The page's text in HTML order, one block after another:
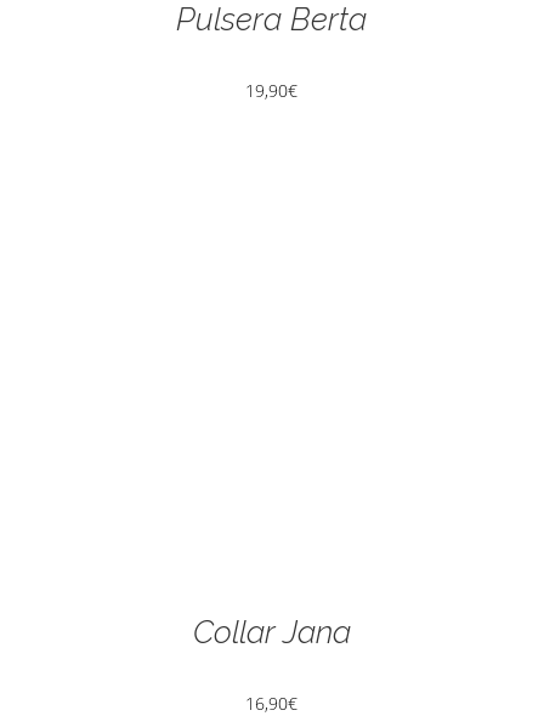
Pulsera Berta
19,90€
Collar Jana
16,90€